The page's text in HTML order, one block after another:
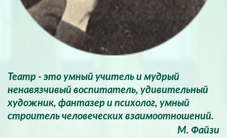
Театр - это умный учитель и мудрый
ненавязчивый воспитатель, удивительный
художник, фантазер и психолог, умный
строитель человеческих взаимоотношений.
М. Файзи